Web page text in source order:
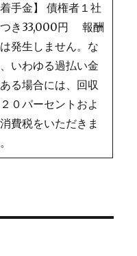
着手金】 債権者１社
き33,000円 報酬
発生しません。な
いわゆる過払い金
る場合には、回収
０パーセントおよ
費税をいただきま